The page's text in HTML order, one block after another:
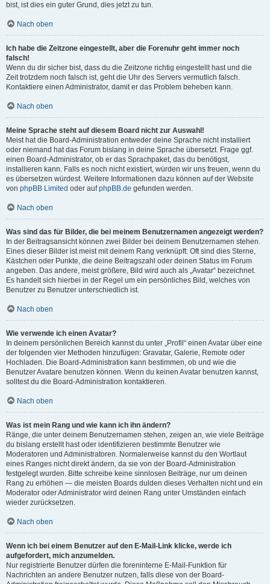
bist, ist dies ein guter Grund, dies jetzt zu tun.
Nach oben
Ich habe die Zeitzone eingestellt, aber die Forenuhr geht immer noch
falsch!
Wenn du dir sicher bist, dass du die Zeitzone richtig eingestellt hast und die
Zeit trotzdem noch falsch ist, geht die Uhr des Servers vermutlich falsch.
Kontaktiere einen Administrator, damit er das Problem beheben kann.
Nach oben
Meine Sprache steht auf diesem Board nicht zur Auswahl!
Meist hat die Board-Administration entweder deine Sprache nicht installiert
oder niemand hat das Forum bislang in deine Sprache übersetzt. Frage ggf.
einen Board-Administrator, ob er das Sprachpaket, das du benötigst,
installieren kann. Falls es noch nicht existiert, würden wir uns freuen, wenn du
es übersetzen würdest. Weitere Informationen dazu können auf der Website
von phpBB Limited oder aufphpBB.de gefunden werden.
Nach oben
Was sind das für Bilder, die bei meinem Benutzernamen angezeigt werden?
In der Beitragsansicht können zwei Bilder bei deinem Benutzernamen stehen.
Eines dieser Bilder ist meist mit deinem Rang verknüpft: Oft sind dies Sterne,
Kästchen oder Punkte, die deine Beitragszahl oder deinen Status im Forum
angeben. Das andere, meist größere, Bild wird auch als „Avatar“ bezeichnet.
Es handelt sich hierbei in der Regel um ein persönliches Bild, welches von
Benutzer zu Benutzer unterschiedlich ist.
Nach oben
Wie verwende ich einen Avatar?
In deinem persönlichen Bereich kannst du unter „Profil“ einen Avatar über eine
der folgenden vier Methoden hinzufügen: Gravatar, Galerie, Remote oder
Hochladen. Die Board-Administration kann bestimmen, ob und wie die
Benutzer Avatare benutzen können. Wenn du keinen Avatar benutzen kannst,
solltest du die Board-Administration kontaktieren.
Nach oben
Was ist mein Rang und wie kann ich ihn ändern?
Ränge, die unter deinem Benutzernamen stehen, zeigen an, wie viele Beiträge
du bislang erstellt hast oder identifizieren bestimmte Benutzer wie
Moderatoren und Administratoren. Normalerweise kannst du den Wortlaut
eines Ranges nicht direkt ändern, da sie von der Board-Administration
festgelegt wurden. Bitte schreibe keine sinnlosen Beiträge, nur um deinen
Rang zu erhöhen — die meisten Boards dulden dieses Verhalten nicht und ein
Moderator oder Administrator wird deinen Rang unter Umständen einfach
wieder zurücksetzen.
Nach oben
Wenn ich bei einem Benutzer auf den E-Mail-Link klicke, werde ich
aufgefordert, mich anzumelden.
Nur registrierte Benutzer dürfen die foreninterne E-Mail-Funktion für
Nachrichten an andere Benutzer nutzen, falls diese von der Board-